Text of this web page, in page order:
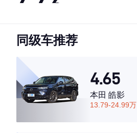
·外观表现一般，低于88%同级车
·空间表现较为优秀，优于69%同级车
同级车推荐
4.65
本田 皓影
13.79-24.99万